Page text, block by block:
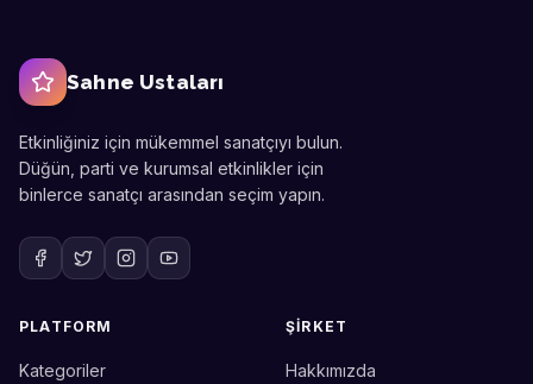
Sahne Ustaları
Etkinliğiniz için mükemmel sanatçıyı bulun.
Düğün, parti ve kurumsal etkinlikler için
binlerce sanatçı arasından seçim yapın.
PLATFORM
Kategoriler
ŞIRKET
Hakkımızda